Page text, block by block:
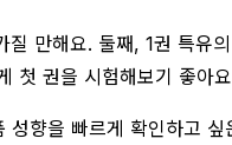
만해요. 둘째, 1권 특
첫 권을 시험해보기 좋아
향을 빠르게 확인하고